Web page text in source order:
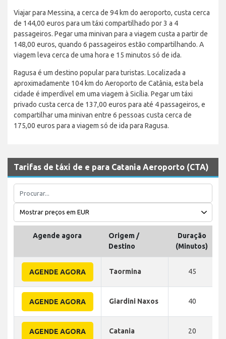
Viajar para Messina, a cerca de 94 km do aeroporto, custa cerca
de 144,00 euros para um táxi compartilhado por 3 a 4
passageiros. Pegar uma minivan para a viagem custa a partir de
148,00 euros, quando 6 passageiros estão compartilhando. A
viagem leva cerca de uma hora e 15 minutos só de ida.
Ragusa é um destino popular para turistas. Localizada a
aproximadamente 104 km do Aeroporto de Catânia, esta bela
cidade é imperdível em uma viagem à Sicília. Pegar um táxi
privado custa cerca de 137,00 euros para até 4 passageiros, e
compartilhar uma minivan entre 6 pessoas custa cerca de
175,00 euros para a viagem só de ida para Ragusa.
Tarifas de táxi de e para Catania Aeroporto (CTA)
Agende agora
Origem /
Destino
Duração
(Minutos)
AGENDE AGORA Taormina 45
AGENDE AGORA Giardini Naxos 40
AGENDE AGORA Catania 20